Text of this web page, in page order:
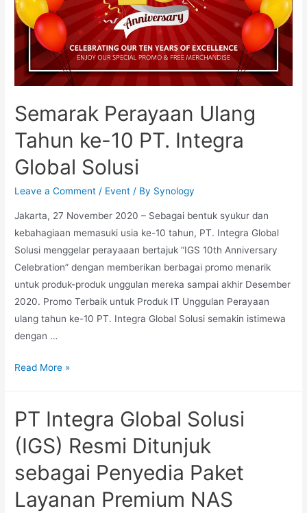
Semarak Perayaan Ulang
Tahun ke-10 PT. Integra
Global Solusi
Leave a Comment / Event / By Synology
Jakarta, 27 November 2020 – Sebagai bentuk syukur dan
kebahagiaan memasuki usia ke-10 tahun, PT. Integra Global
Solusi menggelar perayaaan bertajuk “IGS 10th Anniversary
Celebration” dengan memberikan berbagai promo menarik
untuk produk-produk unggulan mereka sampai akhir Desember
2020. Promo Terbaik untuk Produk IT Unggulan Perayaan
ulang tahun ke-10 PT. Integra Global Solusi semakin istimewa
dengan …
Read More »
PT Integra Global Solusi
(IGS) Resmi Ditunjuk
sebagai Penyedia Paket
Layanan Premium NAS